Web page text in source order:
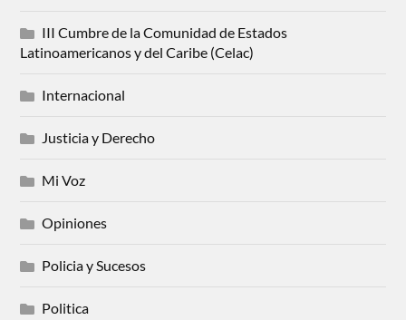
III Cumbre de la Comunidad de Estados
Latinoamericanos y del Caribe (Celac)
Internacional
Justicia y Derecho
Mi Voz
Opiniones
Policia y Sucesos
Politica